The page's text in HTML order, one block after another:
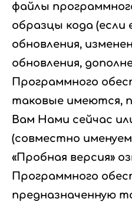
файлы
образцы кода (если
обновления,
обновления,
Программного
таковые имеются,
Вам Нами сейчас
(совместно
«Пробная версия»
Программного
предназначенную